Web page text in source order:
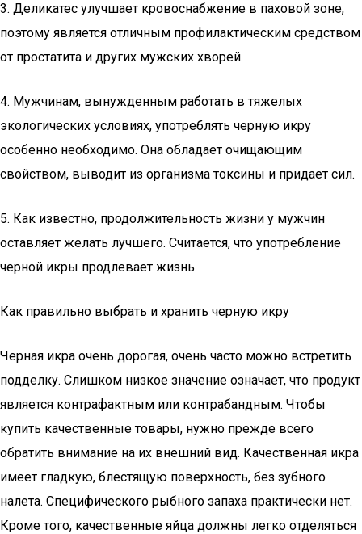
3. Деликатес улучшает кровоснабжение в паховой зоне,
поэтому является отличным профилактическим средством
от простатита и других мужских хворей.
4. Мужчинам, вынужденным работать в тяжелых
экологических условиях, употреблять черную икру
особенно необходимо. Она обладает очищающим
свойством, выводит из организма токсины и придает сил.
5. Как известно, продолжительность жизни у мужчин
оставляет желать лучшего. Считается, что употребление
черной икры продлевает жизнь.
Как правильно выбрать и хранить черную икру
Черная икра очень дорогая, очень часто можно встретить
подделку. Слишком низкое значение означает, что продукт
является контрафактным или контрабандным. Чтобы
купить качественные товары, нужно прежде всего
обратить внимание на их внешний вид. Качественная икра
имеет гладкую, блестящую поверхность, без зубного
налета. Специфического рыбного запаха практически нет.
Кроме того, качественные яйца должны легко отделяться